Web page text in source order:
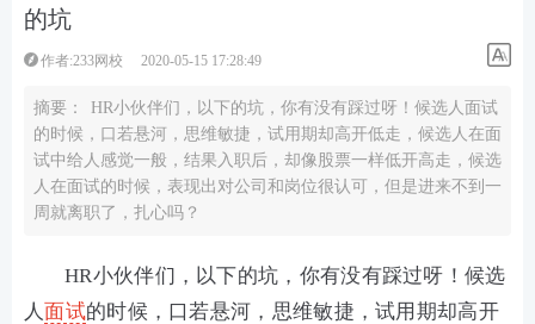
的坑
作者:233网校 2020-05-15 17:28:49
摘要：
HR小伙伴们，以下的坑，你有没有踩过呀！候选人面试
的时候，口若悬河，思维敏捷，试用期却高开低走，候选人在面
试中给人感觉一般，结果入职后，却像股票一样低开高走，候选
人在面试的时候，表现出对公司和岗位很认可，但是进来不到一
周就离职了，扎心吗？
HR小伙伴们，以下的坑，你有没有踩过呀！候选
人面试的时候，口若悬河，思维敏捷，试用期却高开